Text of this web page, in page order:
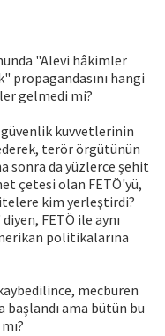
"Alevi hâkimler
propagandasını hangi
gelmedi mi?
güvenlik kuvvetlerinin
terör örgütünün
sonra da yüzlerce şehit
çetesi olan FETÖ'yü,
kim yerleştirdi?
FETÖ ile aynı
politikalarına
mecburen
başlandı ama bütün bu